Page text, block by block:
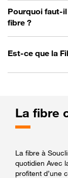
Pourquoi faut-
fibre ?
Est-ce que la
La fibre
La fibre à
quotidien Avec
profitent d’une